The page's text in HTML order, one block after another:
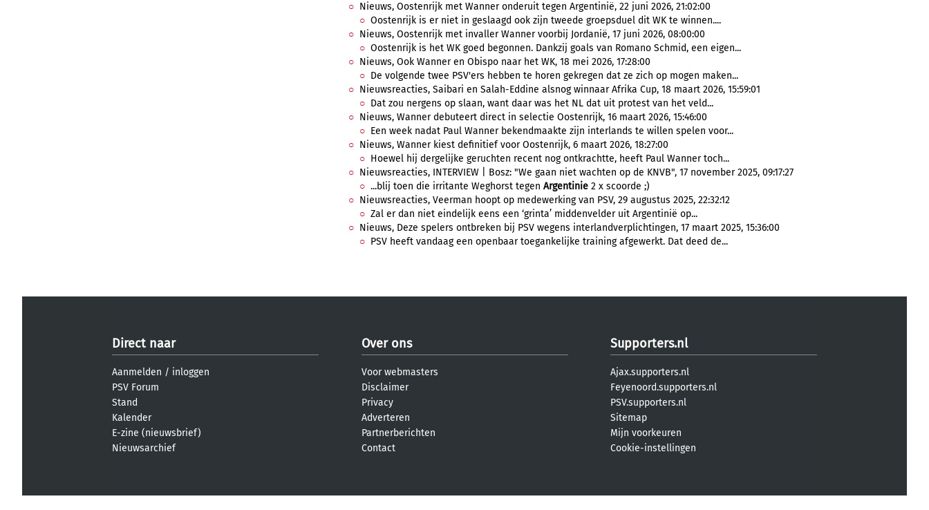
Nieuws, Oostenrijk met Wanner onderuit tegen Argentinië, 22 juni 2026, 21:02:00
Oostenrijk is er niet in geslaagd ook zijn tweede groepsduel dit WK te winnen....
Nieuws, Oostenrijk met invaller Wanner voorbij Jordanië, 17 juni 2026, 08:00:00
Oostenrijk is het WK goed begonnen. Dankzij goals van Romano Schmid, een eigen...
Nieuws, Ook Wanner en Obispo naar het WK, 18 mei 2026, 17:28:00
De volgende twee PSV'ers hebben te horen gekregen dat ze zich op mogen maken...
Nieuwsreacties, Saibari en Salah-Eddine alsnog winnaar Afrika Cup, 18 maart 2026, 15:59:01
Dat zou nergens op slaan, want daar was het NL dat uit protest van het veld...
Nieuws, Wanner debuteert direct in selectie Oostenrijk, 16 maart 2026, 15:46:00
Een week nadat Paul Wanner bekendmaakte zijn interlands te willen spelen voor...
Nieuws, Wanner kiest definitief voor Oostenrijk, 6 maart 2026, 18:27:00
Hoewel hij dergelijke geruchten recent nog ontkrachtte, heeft Paul Wanner toch...
Nieuwsreacties, INTERVIEW | Bosz: "We gaan niet wachten op de KNVB", 17 november 2025, 09:17:27
...blij toen die irritante Weghorst tegen Argentinie 2 x scoorde ;)
Nieuwsreacties, Veerman hoopt op medewerking van PSV, 29 augustus 2025, 22:32:12
Zal er dan niet eindelijk eens een ‘grinta’ middenvelder uit Argentinië op...
Nieuws, Deze spelers ontbreken bij PSV wegens interlandverplichtingen, 17 maart 2025, 15:36:00
PSV heeft vandaag een openbaar toegankelijke training afgewerkt. Dat deed de...
Direct naar
Aanmelden / inloggen
PSV Forum
Stand
Kalender
E-zine (nieuwsbrief)
Nieuwsarchief
Over ons
Voor webmasters
Disclaimer
Privacy
Adverteren
Partnerberichten
Contact
Supporters.nl
Ajax.supporters.nl
Feyenoord.supporters.nl
PSV.supporters.nl
Sitemap
Mijn voorkeuren
Cookie-instellingen